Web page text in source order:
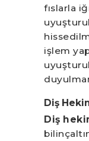
fıslarla
işlem
Diş
Diş